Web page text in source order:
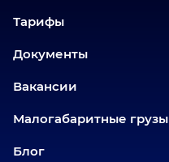
Еманжелинск
Заводоуковск
Златоуст
Иваново
Тарифы
Документы
Вакансии
Малогабаритные грузы
Блог